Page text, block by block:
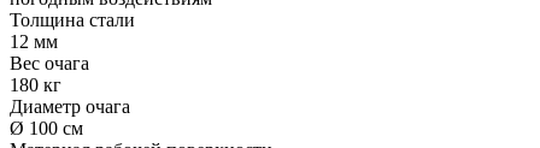
Толщина стали
12 мм
Вес очага
180 кг
Диаметр очага
Ø 100 см